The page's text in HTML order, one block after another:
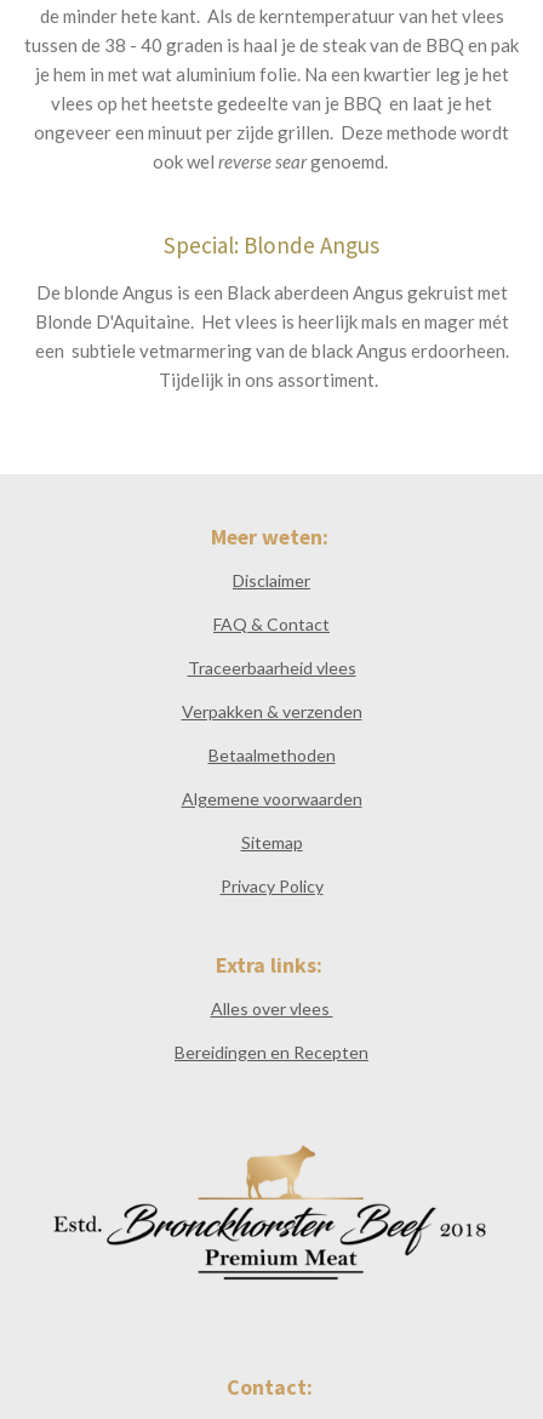
de minder hete kant. Als de kerntemperatuur van het vlees
tussen de 38 - 40 graden is haal je de steak van de BBQ en pak
je hem in met wat aluminium folie. Na een kwartier leg je het
vlees op het heetste gedeelte van je BBQ en laat je het
ongeveer een minuut per zijde grillen. Deze methode wordt
ook wel reverse seargenoemd.
Special: Blonde Angus
De blonde Angus is een Black aberdeen Angus gekruist met
Blonde D'Aquitaine. Het vlees is heerlijk mals en mager mét
een subtiele vetmarmering van de black Angus erdoorheen.
Tijdelijk in ons assortiment.
Meer weten:
Disclaimer
FAQ & Contact
Traceerbaarheid vlees
Verpakken & verzenden
Betaalmethoden
Algemene voorwaarden
Sitemap
Privacy Policy
Extra links:
Alles over vlees
Bereidingen en Recepten
Contact: